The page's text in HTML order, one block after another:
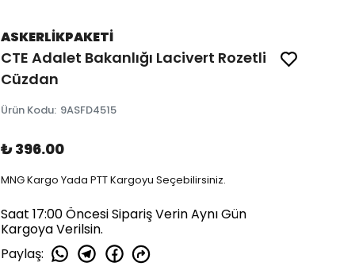
ASKERLİKPAKETİ
CTE Adalet Bakanlığı Lacivert Rozetli
Cüzdan
Ürün Kodu: 9ASFD4515
₺ 396.00
MNG Kargo Yada PTT Kargoyu Seçebilirsiniz.
Saat 17:00 Öncesi Sipariş Verin Aynı Gün
Kargoya Verilsin.
Paylaş: